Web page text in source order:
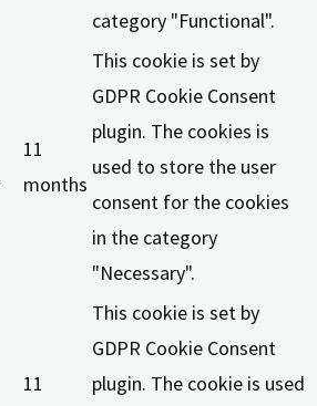
category "Functional".
11
months
This cookie is set by
GDPR Cookie Consent
plugin. The cookies is
used to store the user
consent for the cookies
in the category
"Necessary".
11
This cookie is set by
GDPR Cookie Consent
plugin. The cookie is used